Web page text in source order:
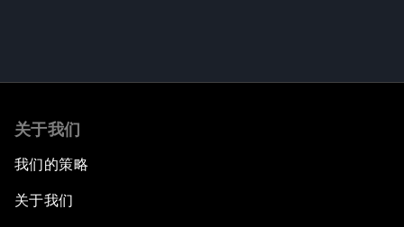
关于我们
我们的策略
关于我们